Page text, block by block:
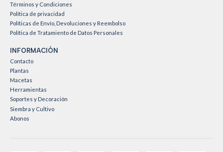
Términos y Condiciones
Política de privacidad
Políticas de Envío, Devoluciones y Reembolso
Política de Tratamiento de Datos Personales
INFORMACIÓN
Contacto
Plantas
Macetas
Herramientas
Soportes y Decoración
Siembra y Cultivo
Abonos